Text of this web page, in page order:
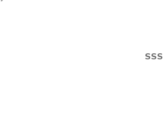
SSS